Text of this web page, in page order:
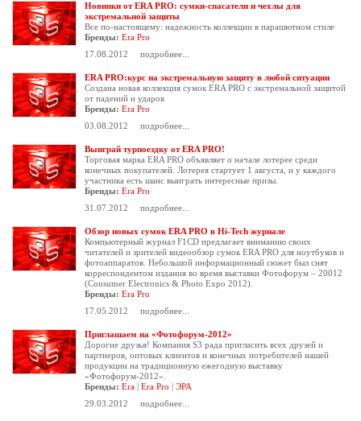
Новинки от ERA PRO: сумки-спасатели и чехлы для
экстремальной защиты
Все по-настоящему: надежность коллекции в парашютном стиле
Бренды: Era Pro
17.08.2012
подробнее...
ERA PRO:курс на экстремальную защиту в любой ситуации
Создана новая коллекция сумок ERA PRO с экстремальной защитой
от падений и ударов
Бренды: Era Pro
03.08.2012
подробнее...
Выиграй турпоездку от ERA PRO!
Торговая марка ERA PRO объявляет о начале лотерее среди
конечных покупателей. Лотерея стартует 1 августа, и у каждого
участника есть шанс выиграть интересные призы.
Бренды: Era Pro
31.07.2012
подробнее...
Обзор новых сумок ERA PRO в Hi-Tech журнале
Компьютерный журнал F1CD предлагает вниманию своих
читателей и зрителей видеообзор сумок ERA PRO для ноутбуков и
фотоаппаратов. Небольшой информационный сюжет был снят
корреспондентом издания во время выставки Фотофорум – 20012
(Consumer Electronics & Photo Expo 2012).
Бренды: Era Pro
17.05.2012
подробнее...
Приглашаем на «Фотофорум-2012»
Дорогие друзья! Компания S3 рада пригласить всех друзей и
партнеров, оптовых клиентов и конечных потребителей нашей
продукции на традиционную ежегодную выставку
«Фотофорум-2012».
Бренды: Era | Era Pro | ЭРА
29.03.2012
подробнее...